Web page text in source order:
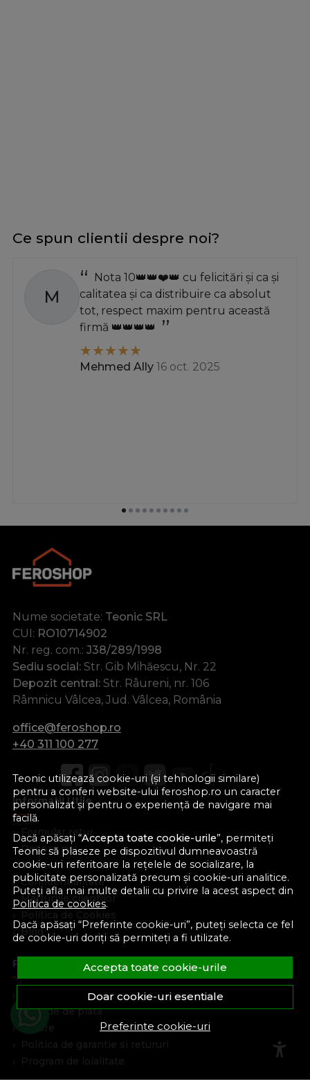
Teonic utilizează cookie-uri (și tehnologii similare)
pentru a conferi website-ului feroshop.ro un caracter
personalizat și pentru o experiență de navigare mai
facilă.
Dacă apăsați “Accepta toate cookie-urile”, permiteți
Teonic să plaseze pe dispozitivul dumneavoastră
cookie-uri referitoare la rețelele de socializare, la
publicitate personalizată precum și cookie-uri analitice.
Puteți afla mai multe detalii cu privire la acest aspect din
Politica de cookies.
Dacă apăsați “Preferinte cookie-uri”, puteți selecta ce fel
de cookie-uri doriți să permiteți a fi utilizate.
Accepta toate cookie-urile
Doar cookie-uri esentiale
Preferinte cookie-uri
Ce spun clientii despre noi?
M
Nota 10👑👑❤️👑 cu felicitări și ca și
calitatea și ca distribuire ca absolut
tot, respect maxim pentru această
firmă 👑👑👑👑
Mehmed Ally 16 oct. 2025
Nume societate: Teonic SRL
CUI: RO10714902
Nr. reg. com.: J38/289/1998
Sediu social: Str. Gib Mihăescu, Nr. 22
Depozit central: Str. Râureni, nr. 106
Râmnicu Vâlcea, Jud. Vâlcea, România
office@feroshop.ro
+40 311 100 277
Informatii Utile
Formular retur
Despre noi
Termeni si conditii
Confidentialitate
Marturiile clientilor
Politica de Cookies
Blog
Plata Si Livrare
Metode de plata
Livrare
Politica de garantie si retururi
Program de loialitate